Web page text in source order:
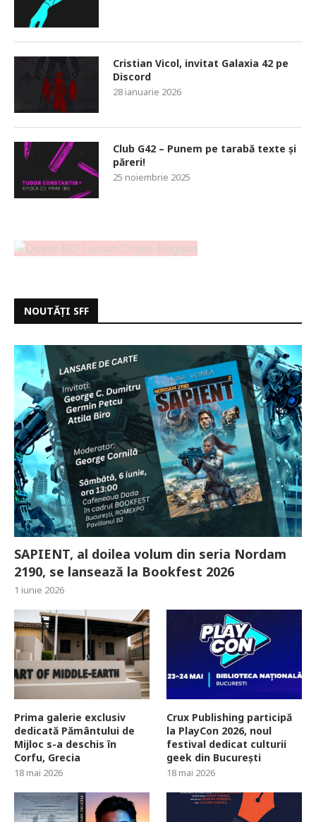
Cristian Vicol, invitat Galaxia 42 pe
Discord
28 ianuarie 2026
Club G42 – Punem pe tarabă texte și
păreri!
25 noiembrie 2025
NOUTĂȚI SFF
SAPIENT, al doilea volum din seria Nordam
2190, se lansează la Bookfest 2026
1 iunie 2026
Prima galerie exclusiv
dedicată Pământului de
Mijloc s-a deschis în
Corfu, Grecia
18 mai 2026
Crux Publishing participă
la PlayCon 2026, noul
festival dedicat culturii
geek din București
18 mai 2026